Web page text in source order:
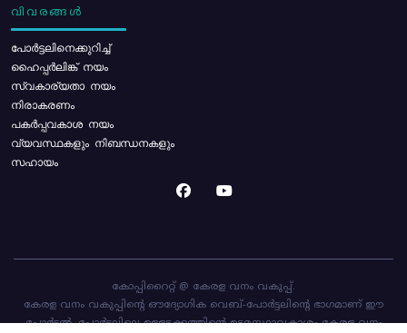
വിവരങ്ങൾ
പോര്‍ട്ടലിനെക്കുറിച്ച്
ഹൈപ്പർലിങ്ക് നയം
സ്വകാര്യതാ നയം
നിരാകരണം
പകർപ്പവകാശ നയം
വ്യവസ്ഥകളും നിബന്ധനകളും
സഹായം
കോപ്പിറൈറ്റ് @ കേരള വനം വകുപ്പ്.
കേരള വനം വകുപ്പിന്റെ ഔദ്യോഗിക വെബ്-പോർട്ടലിന്റെ ഭാഗമാണ് ഈ
പോർട്ടൽ. പോർട്ടലിലെ ഉള്ളടക്കത്തിന്റെ ഉടമസ്ഥാവകാശം കേരള വനം